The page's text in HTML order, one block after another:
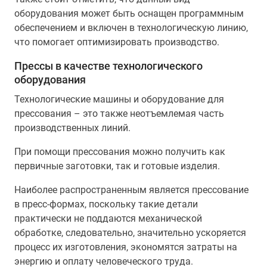
оборудования может быть оснащен программным
обеспечением и включен в технологическую линию,
что помогает оптимизировать производство.
Прессы в качестве технологического
оборудования
Технологические машины и оборудование для
прессования – это также неотъемлемая часть
производственных линий.
При помощи прессования можно получить как
первичные заготовки, так и готовые изделия.
Наиболее распространенным является прессование
в пресс-формах, поскольку такие детали
практически не поддаются механической
обработке, следовательно, значительно ускоряется
процесс их изготовления, экономятся затраты на
энергию и оплату человеческого труда.